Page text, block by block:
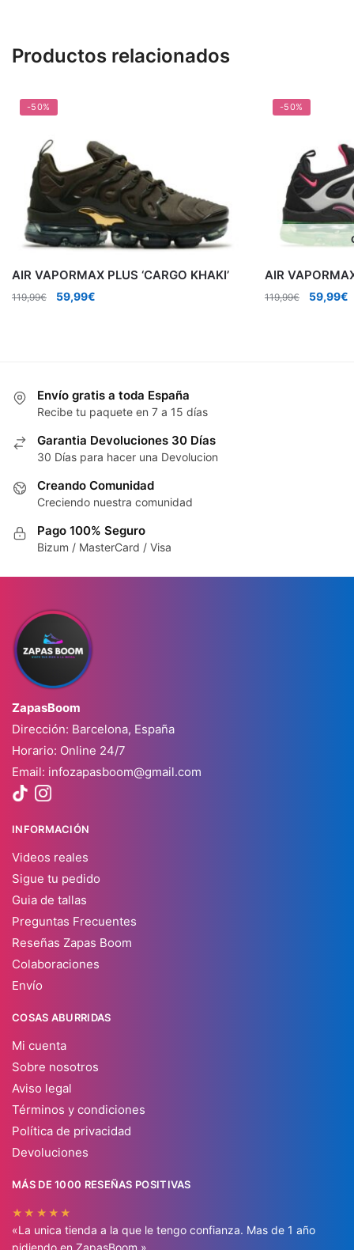
Productos relacionados
-50%
AIR VAPORMAX PLUS ‘CARGO KHAKI’
119,99€
El
59,99€
-50%
AIR
119,99€
El
59,99€
Envío gratis a toda España
Recibe tu paquete en 7 a 15 días
Garantia Devoluciones 30 Días
30 Días para hacer una Devolucion
Creando Comunidad
Creciendo nuestra comunidad
Pago 100% Seguro
Bizum / MasterCard / Visa
ZapasBoom
Dirección: Barcelona, España
Horario: Online 24/7
Email: infozapasboom@gmail.com
INFORMACIÓN
Videos reales
Sigue tu pedido
Guia de tallas
Preguntas Frecuentes
Reseñas Zapas Boom
Colaboraciones
Envío
COSAS ABURRIDAS
Mi cuenta
Sobre nosotros
Aviso legal
Términos y condiciones
Política de privacidad
Devoluciones
MÁS DE 1000 RESEÑAS POSITIVAS
★★★★★
«La unica tienda a la que le tengo confianza. Mas de 1 año
pidiendo en ZapasBoom.»